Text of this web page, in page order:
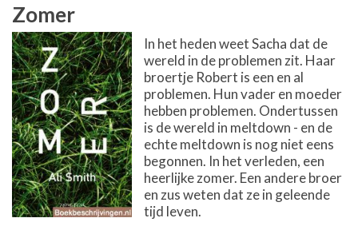
Zomer
In het heden weet Sacha dat de
wereld in de problemen zit. Haar
broertje Robert is een en al
problemen. Hun vader en moeder
hebben problemen. Ondertussen
is de wereld in meltdown - en de
echte meltdown is nog niet eens
begonnen. In het verleden, een
heerlijke zomer. Een andere broer
en zus weten dat ze in geleende
tijd leven.